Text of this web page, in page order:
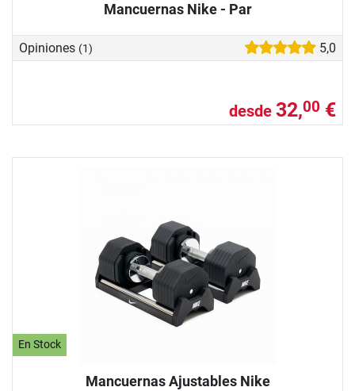
Mancuernas Nike - Par
Opiniones (1) 5,0
desde 32,00 €
En Stock
Mancuernas Ajustables Nike